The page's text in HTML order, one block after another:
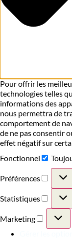
Pour offrir les
technologies telles
informations des
nous permettra de
comportement de
de ne pas consentir
effet négatif sur
Fonctionnel
Préférences
Statistiques
Marketing